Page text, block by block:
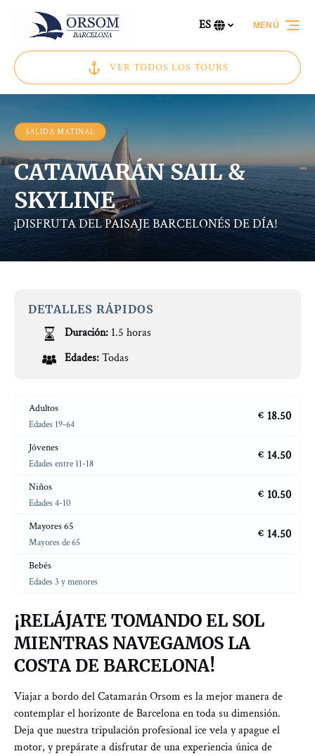
Saltar a la navegación principal
Saltar al contenido
Saltar al pie de página
Selecciona
tu
ES
VER TODOS LOS TOURS
MENÚ
SALIDA MATINAL
CATAMARÁN SAIL &
SKYLINE
¡DISFRUTA DEL PAISAJE BARCELONÉS DE DÍA!
DETALLES RÁPIDOS
Duración: 1.5 horas
Edades:Todas
Adultos
Edades 19-64
€ 18.50
Jóvenes
Edades entre 11-18
€ 14.50
Niños
Edades 4-10
€ 10.50
Mayores 65
Mayores de 65
€ 14.50
Bebés
Edades 3 y menores
¡RELÁJATE TOMANDO EL SOL
MIENTRAS NAVEGAMOS LA
COSTA DE BARCELONA!
Viajar a bordo del Catamarán Orsom es la mejor manera de
contemplar el horizonte de Barcelona en toda su dimensión.
Deja que nuestra tripulación profesional ice vela y apague el
motor, y prepárate a disfrutar de una experiencia única de